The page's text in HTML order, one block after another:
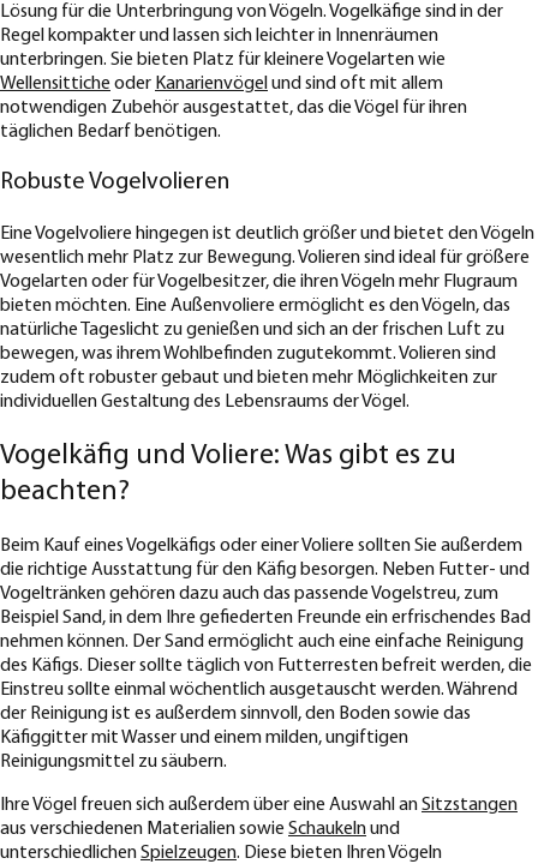
Lösung für die Unterbringung von Vögeln. Vogelkäfige sind in der
Regel kompakter und lassen sich leichter in Innenräumen
unterbringen. Sie bieten Platz für kleinere Vogelarten wie
Wellensittiche oder Kanarienvögel und sind oft mit allem
notwendigen Zubehör ausgestattet, das die Vögel für ihren
täglichen Bedarf benötigen.
Robuste Vogelvolieren
Eine Vogelvoliere hingegen ist deutlich größer und bietet den Vögeln
wesentlich mehr Platz zur Bewegung. Volieren sind ideal für größere
Vogelarten oder für Vogelbesitzer, die ihren Vögeln mehr Flugraum
bieten möchten. Eine Außenvoliere ermöglicht es den Vögeln, das
natürliche Tageslicht zu genießen und sich an der frischen Luft zu
bewegen, was ihrem Wohlbefinden zugutekommt. Volieren sind
zudem oft robuster gebaut und bieten mehr Möglichkeiten zur
individuellen Gestaltung des Lebensraums der Vögel.
Vogelkäfig und Voliere: Was gibt es zu
beachten?
Beim Kauf eines Vogelkäfigs oder einer Voliere sollten Sie außerdem
die richtige Ausstattung für den Käfig besorgen. Neben Futter- und
Vogeltränken gehören dazu auch das passende Vogelstreu, zum
Beispiel Sand, in dem Ihre gefiederten Freunde ein erfrischendes Bad
nehmen können. Der Sand ermöglicht auch eine einfache Reinigung
des Käfigs. Dieser sollte täglich von Futterresten befreit werden, die
Einstreu sollte einmal wöchentlich ausgetauscht werden. Während
der Reinigung ist es außerdem sinnvoll, den Boden sowie das
Käfiggitter mit Wasser und einem milden, ungiftigen
Reinigungsmittel zu säubern.
Ihre Vögel freuen sich außerdem über eine Auswahl anSitzstangen
aus verschiedenen Materialien sowie Schaukelnund
unterschiedlichenSpielzeugen. Diese bieten Ihren Vögeln